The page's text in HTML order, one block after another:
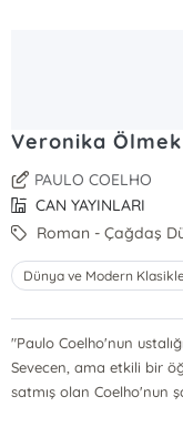
Veronika
PAULO COELHO
CAN YAYINLARI
Roman - Çağdaş
Dünya ve Modern
"Paulo Coelho'nun
Sevecen, ama etkili bir
satmış olan Coelho'nun